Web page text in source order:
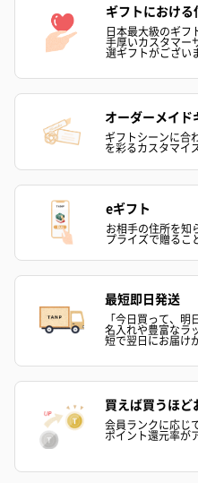
ギフトにおける
日本最大級のギフ
手厚いカスタマー
選ギフトがござい
オーダーメイド
ギフトシーンに合
を彩るカスタマイ
eギフト
お相手の住所を知
プライズで贈るこ
最短即日発送
「今日買って、明
名入れや豊富なラ
短で翌日にお届け
買えば買うほど
会員ランクに応じ
ポイント還元率が